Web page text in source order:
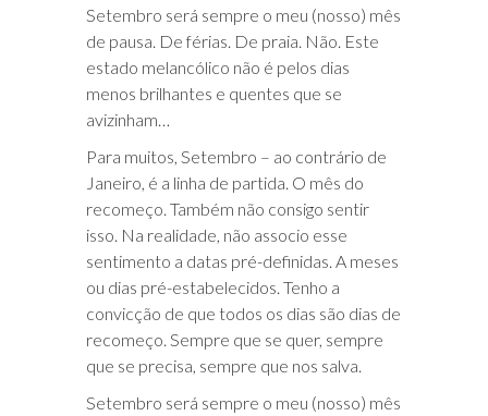
Setembro será sempre o meu (nosso) mês
de pausa. De férias. De praia. Não. Este
estado melancólico não é pelos dias
menos brilhantes e quentes que se
avizinham…
Para muitos, Setembro – ao contrário de
Janeiro, é a linha de partida. O mês do
recomeço. Também não consigo sentir
isso. Na realidade, não associo esse
sentimento a datas pré-definidas. A meses
ou dias pré-estabelecidos. Tenho a
convicção de que todos os dias são dias de
recomeço. Sempre que se quer, sempre
que se precisa, sempre que nos salva.
Setembro será sempre o meu (nosso) mês